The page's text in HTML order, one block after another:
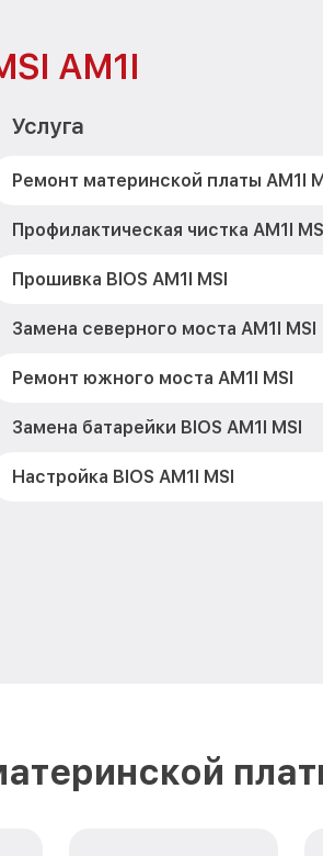
AM1I
Услуга
Ремонт материнской платы AM1I
Профилактическая чистка AM1I
Прошивка BIOS AM1I MSI
Замена северного моста AM1I MSI
Ремонт южного моста AM1I MSI
Замена батарейки BIOS AM1I MSI
Настройка BIOS AM1I MSI